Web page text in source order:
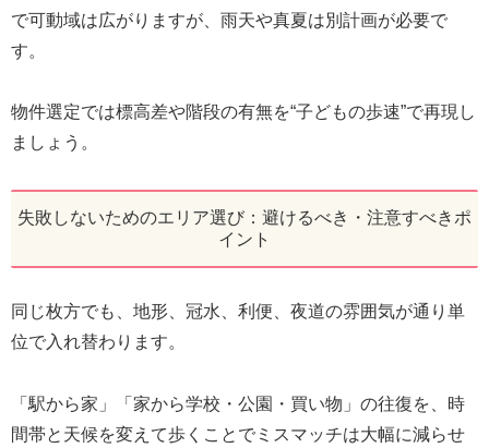
で可動域は広がりますが、雨天や真夏は別計画が必要で
す。
物件選定では標高差や階段の有無を“子どもの歩速”で再現し
ましょう。
失敗しないためのエリア選び：避けるべき・注意すべきポ
イント
同じ枚方でも、地形、冠水、利便、夜道の雰囲気が通り単
位で入れ替わります。
「駅から家」「家から学校・公園・買い物」の往復を、時
間帯と天候を変えて歩くことでミスマッチは大幅に減らせ